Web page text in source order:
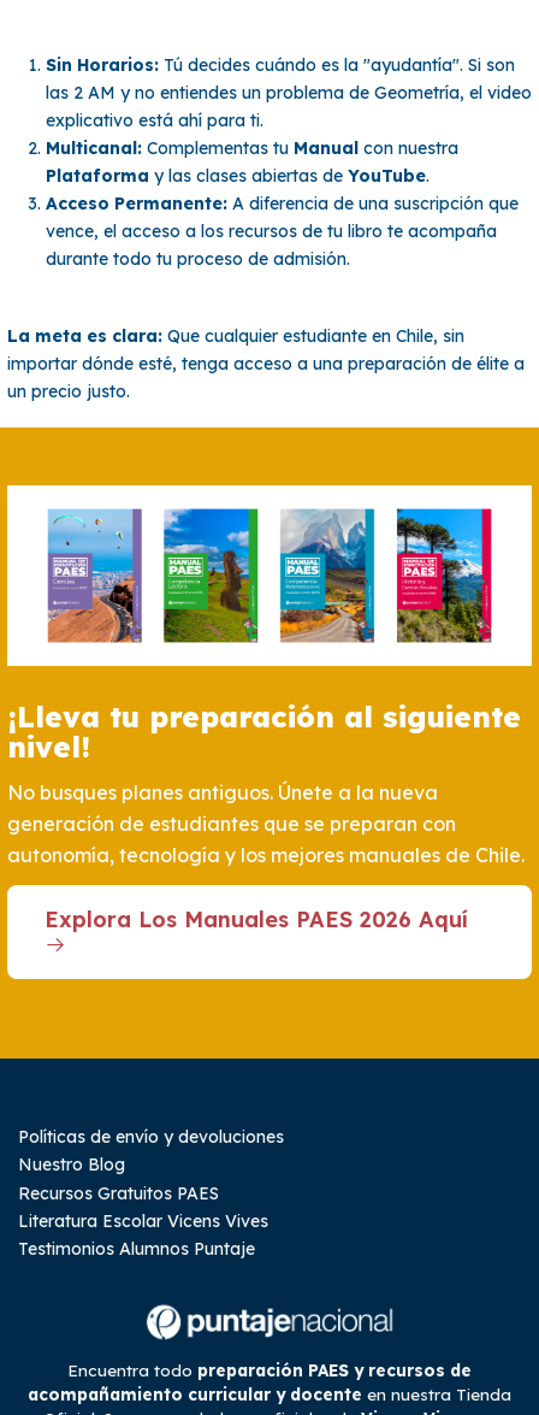
Sin Horarios: Tú decides cuándo es la "ayudantía". Si son
las 2 AM y no entiendes un problema de Geometría, el video
explicativo está ahí para ti.
Multicanal: Complementas tu Manual con nuestra
Plataforma y las clases abiertas de YouTube.
Acceso Permanente: A diferencia de una suscripción que
vence, el acceso a los recursos de tu libro te acompaña
durante todo tu proceso de admisión.
La meta es clara: Que cualquier estudiante en Chile, sin
importar dónde esté, tenga acceso a una preparación de élite a
un precio justo.
¡Lleva tu preparación al siguiente
nivel!
No busques planes antiguos. Únete a la nueva
generación de estudiantes que se preparan con
autonomía, tecnología y los mejores manuales de Chile.
Explora Los Manuales PAES 2026 Aquí
Políticas de envío y devoluciones
Nuestro Blog
Recursos Gratuitos PAES
Literatura Escolar Vicens Vives
Testimonios Alumnos Puntaje
Encuentra todo preparación PAES y recursos de
acompañamiento curricular y docente en nuestra Tienda